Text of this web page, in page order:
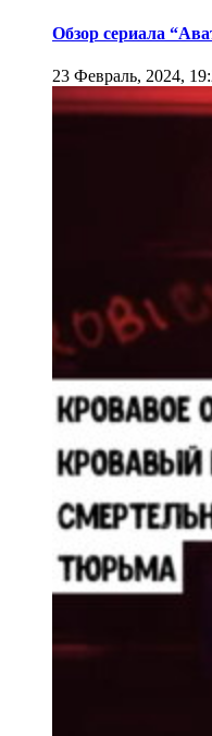
Обзор сериала
23 Февраль, 2024,